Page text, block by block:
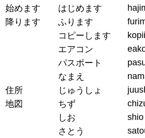
始めます
はじめます
降ります
ふります
コピーします
エアコン
パスポート
なまえ
住所
じゅうしょ
地図
ちず
しお
shio
さとう